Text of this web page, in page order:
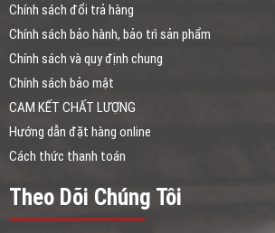
Chính sách đổi trả hàng
Chính sách bảo hành, bảo trì sản phẩm
Chính sách và quy định chung
Chính sách bảo mật
CAM KẾT CHẤT LƯỢNG
Hướng dẫn đặt hàng online
Cách thức thanh toán
Theo Dõi Chúng Tôi